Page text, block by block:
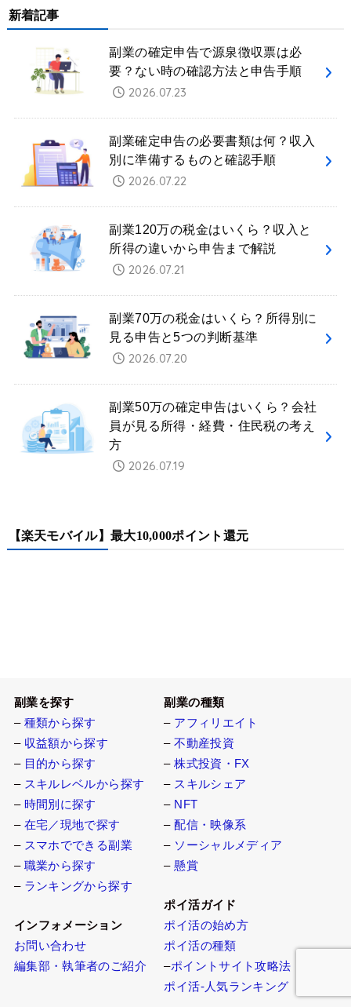
新着記事
副業の確定申告で源泉徴収票は必
要？ない時の確認方法と申告手順
2026.07.23
副業確定申告の必要書類は何？収入
別に準備するものと確認手順
2026.07.22
副業120万の税金はいくら？収入と
所得の違いから申告まで解説
2026.07.21
副業70万の税金はいくら？所得別に
見る申告と5つの判断基準
2026.07.20
副業50万の確定申告はいくら？会社
員が見る所得・経費・住民税の考え
方
2026.07.19
【楽天モバイル】最大10,000ポイント還元
副業を探す
– 種類から探す
– 収益額から探す
– 目的から探す
– スキルレベルから探す
– 時間別に探す
– 在宅／現地で探す
– スマホでできる副業
– 職業から探す
– ランキングから探す
インフォメーション
お問い合わせ
編集部・執筆者のご紹介
副業の種類
– アフィリエイト
–不動産投資
–株式投資・FX
– スキルシェア
– NFT
– 配信・映像系
– ソーシャルメディア
–懸賞
ポイ活ガイド
ポイ活の始め方
ポイ活の種類
–ポイントサイト攻略法
ポイ活-人気ランキング